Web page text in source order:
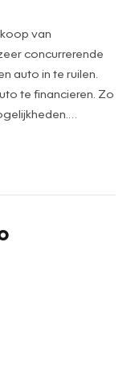
van
concurrerende
auto in te ruilen.
te financieren. Zo
waar geen
3.000 EUR is
APK, en een
geen rechten
attenderen dat u
opties die uw